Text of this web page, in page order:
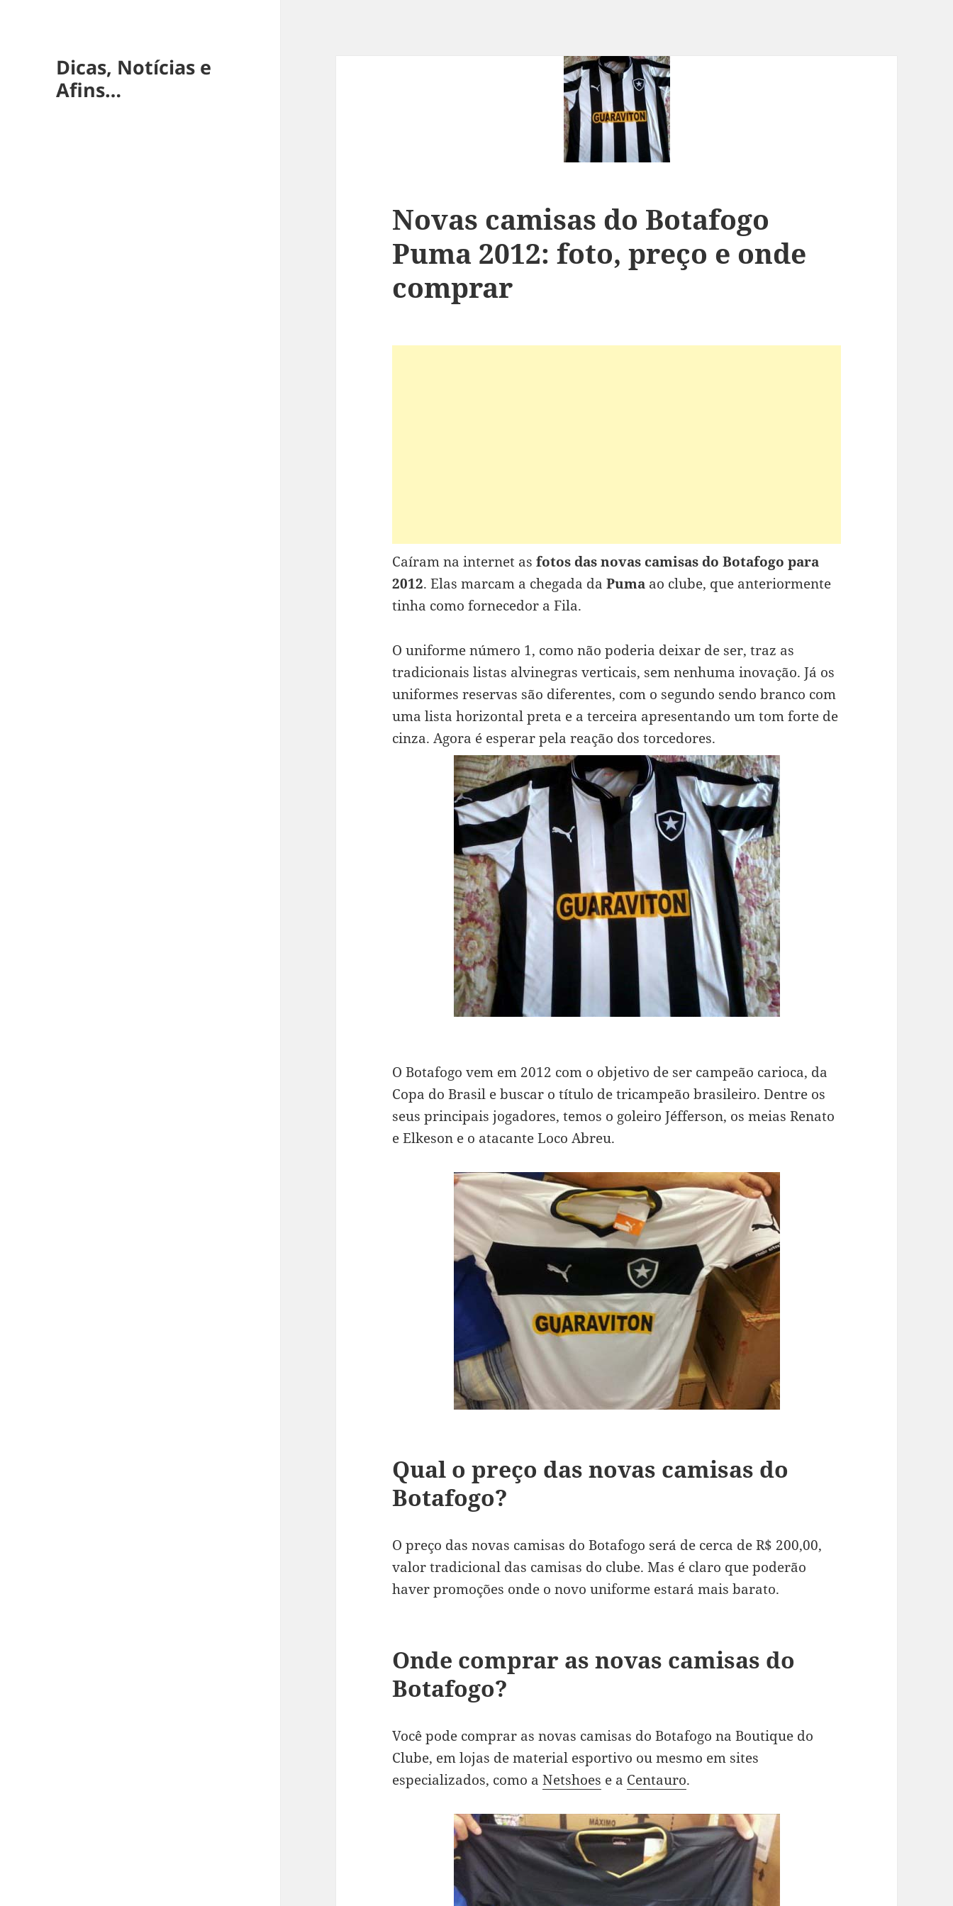
Dicas, Notícias e
Afins…
Novas camisas do Botafogo
Puma 2012: foto, preço e onde
comprar
Caíram na internet asfotos das novas camisas do Botafogo para
2012. Elas marcam a chegada daPuma ao clube, que anteriormente
tinha como fornecedor a Fila.
O uniforme número 1, como não poderia deixar de ser, traz as
tradicionais listas alvinegras verticais, sem nenhuma inovação. Já os
uniformes reservas são diferentes, com o segundo sendo branco com
uma lista horizontal preta e a terceira apresentando um tom forte de
cinza. Agora é esperar pela reação dos torcedores.
O Botafogo vem em 2012 com o objetivo de ser campeão carioca, da
Copa do Brasil e buscar o título de tricampeão brasileiro. Dentre os
seus principais jogadores, temos o goleiro Jéfferson, os meias Renato
e Elkeson e o atacante Loco Abreu.
Qual o preço das novas camisas do
Botafogo?
O preço das novas camisas do Botafogo será de cerca de R$ 200,00,
valor tradicional das camisas do clube. Mas é claro que poderão
haver promoções onde o novo uniforme estará mais barato.
Onde comprar as novas camisas do
Botafogo?
Você pode comprar as novas camisas do Botafogo na Boutique do
Clube, em lojas de material esportivo ou mesmo em sites
especializados, como aNetshoes e a Centauro.